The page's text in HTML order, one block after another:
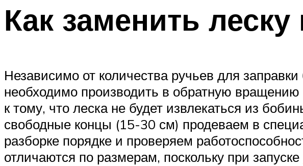
Как заменить
Независимо от количества ручьев для
необходимо производить в обратную вращению
к тому, что леска не будет извлекаться из
свободные концы (15-30 см) продеваем в
разборке порядке и проверяем
отличаются по размерам, поскольку при запуске